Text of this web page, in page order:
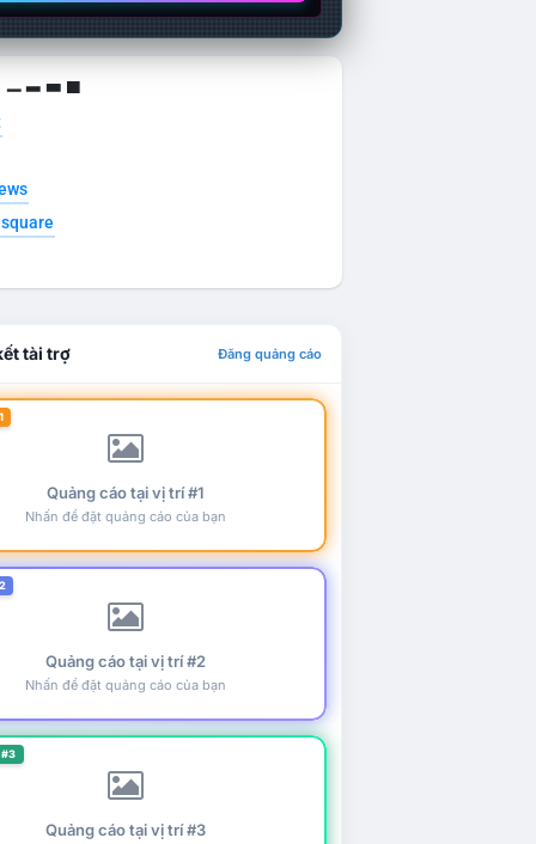
▁ ▂ ▃ ▄
tài trợ Đăng quảng cáo
Quảng cáo tại vị trí #1
Nhấn để đặt quảng cáo của bạn
Quảng cáo tại vị trí #2
Nhấn để đặt quảng cáo của bạn
Quảng cáo tại vị trí #3